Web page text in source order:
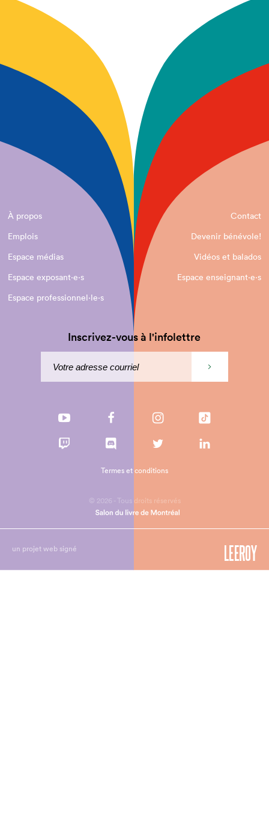
À propos
Contact
Emplois
Devenir bénévole!
Espace médias
Vidéos et balados
Espace exposant·e⋅s
Espace enseignant·e⋅s
Espace professionnel·le⋅s
Inscrivez-vous à l'infolettre
© 2026 - Tous droits réservés
Termes et conditions
un projet web signé